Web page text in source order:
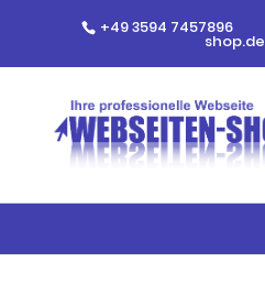
+49 3594 7457896
shop.de